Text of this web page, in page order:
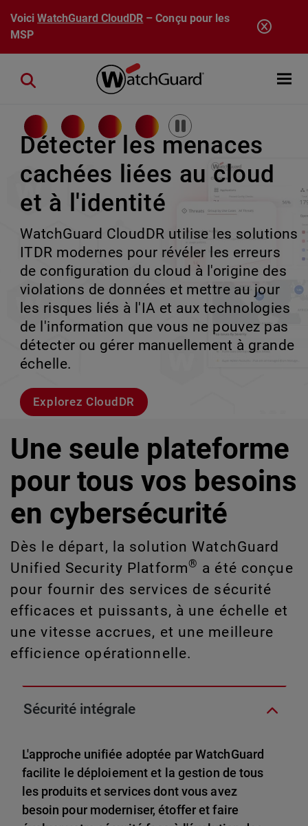
Aller au contenu principal
VoiciWatchGuard CloudDR – Conçu pour les
MSP
Open
Close search
Plus de puissance.
Même simplicité.
Développez-vous sur de grandes
transactions sans complexité. Les
montées en rack Firebox étendent votre
plateforme aux environnements
d'entreprise à haut débit.
Explorer les modèles
Détecter les menaces
cachées liées au cloud
et à l'identité
WatchGuard CloudDR utilise les solutions
ITDR modernes pour révéler les erreurs
de configuration du cloud à l'origine des
violations de données et mettre au jour
les risques liés à l'IA et aux technologies
de l'information que vous ne pouvez pas
détecter ou gérer manuellement à grande
échelle.
Explorez CloudDR
Rai ne dort jamais.
Gardez une longueur
d'avance.
Rai assure la continuité des opérations
de sécurité pour chaque client, en gérant
le volume en coulisses afin que votre
équipe puisse évoluer sans interruption.
Voici Rai
La sécurité des
terminaux réinventée
Détection et réponse aux incidents sur
les terminaux (EDR) basées sur l'IA à tous
les niveaux, offrant une meilleure
protection, une gestion simplifiée et une
croissance évolutive.
Découvrez WatchGuard EDR
Pause
Une seule plateforme
pour tous vos besoins
en cybersécurité
Dès le départ, la solution WatchGuard
Unified Security Platform® a été conçue
pour fournir des services de sécurité
efficaces et puissants, à une échelle et
une vitesse accrues, et une meilleure
efficience opérationnelle.
Sécurité intégrale
L'approche unifiée adoptée par WatchGuard
facilite le déploiement et la gestion de tous
les produits et services dont vous avez
besoin pour moderniser, étoffer et faire